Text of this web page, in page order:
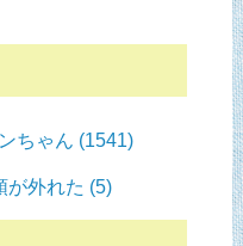
ちゃん (1541)
が外れた (5)